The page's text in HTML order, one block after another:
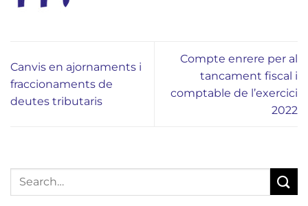
Canvis en ajornaments i
fraccionaments de
deutes tributaris
Compte enrere per al
tancament fiscal i
comptable de l’exercici
2022